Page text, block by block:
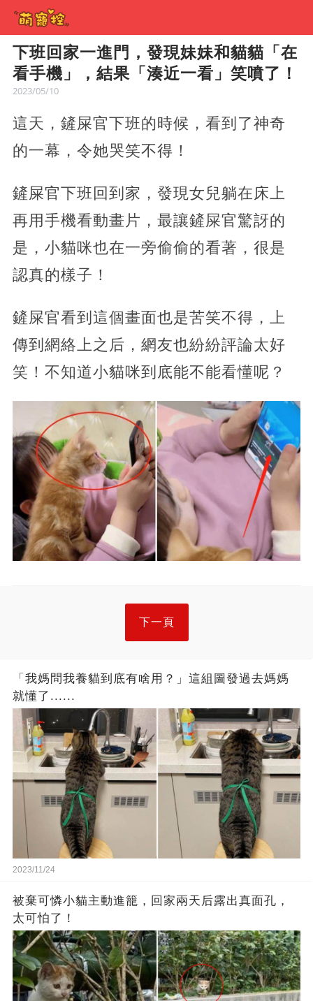
下班回家一進門，發現妹妹和貓貓「在
看手機」，結果「湊近一看」笑噴了！
2023/05/10
這天，鏟屎官下班的時候，看到了神奇
的一幕，令她哭笑不得！
鏟屎官下班回到家，發現女兒躺在床上
再用手機看動畫片，最讓鏟屎官驚訝的
是，小貓咪也在一旁偷偷的看著，很是
認真的樣子！
鏟屎官看到這個畫面也是苦笑不得，上
傳到網絡上之后，網友也紛紛評論太好
笑！不知道小貓咪到底能不能看懂呢？
下一頁
「我媽問我養貓到底有啥用？」這組圖發過去媽媽
就懂了......
2023/11/24
被棄可憐小貓主動進籠，回家兩天后露出真面孔，
太可怕了！